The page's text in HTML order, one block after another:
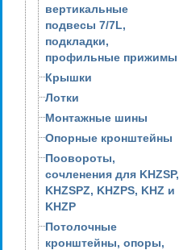
вертикальные
подвесы 7/7L,
подкладки,
профильные прижимы
Крышки
Лотки
Монтажные шины
Опорные кронштейны
Поовороты,
сочленения для KHZSP,
KHZSPZ, KHZPS, KHZ и
KHZP
Потолочные
кронштейны, опоры,